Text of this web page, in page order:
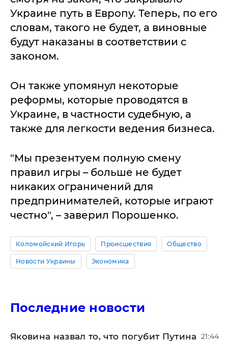
Украине путь в Европу. Теперь, по его
словам, такого не будет, а виновные
будут наказаны в соответствии с
законом.
Он также упомянул некоторые
реформы, которые проводятся в
Украине, в частности судебную, а
также для легкости ведения бизнеса.
"Мы презентуем полную смену
правил игры – больше не будет
никаких ограничений для
предпринимателей, которые играют
честно", – заверил Порошенко.
Коломойский Игорь Происшествия Общество
Новости Украины Экономика
Последние новости
Яковина назвал то, что погубит Путина 21:44